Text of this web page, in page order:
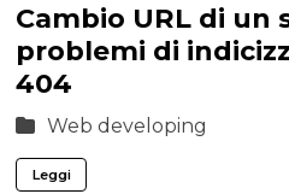
Cambio URL di un
problemi di
404
Web developing
Leggi